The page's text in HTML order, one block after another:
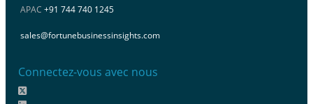
APAC +91 744 740 1245
sales@fortunebusinessinsights.com
Connectez-vous avec nous